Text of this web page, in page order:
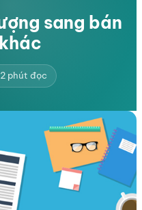
sang bán
phút đọc